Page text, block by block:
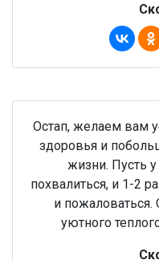
Остап, желаем вам
здоровья и
жизни. Пусть
похвалиться, и 1-2
и
уютного